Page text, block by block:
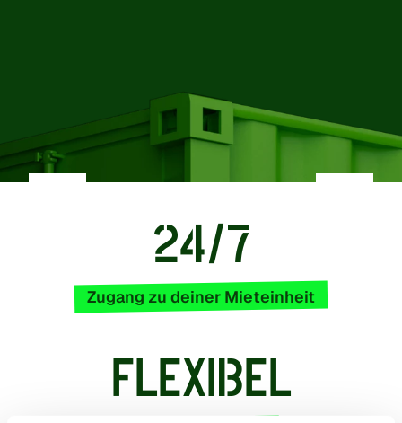
24/7
Zugang zu deiner Mieteinheit
FLEXIBEL